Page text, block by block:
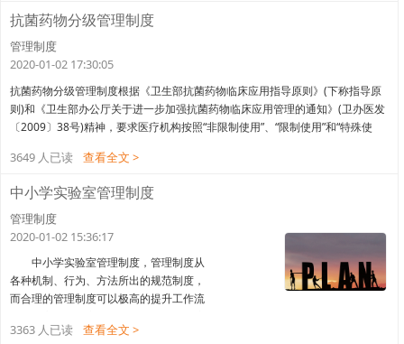
建筑工地安全管理制度。建筑工地安全管
理制度一、施工现场考勤制度1、工程现场
全体工作人员必须每天准时出勤，指纹打
工作人员外出执行任务需要向项目经理请
示，
抗菌药物分级管理制度
管理制度
2020-01-02 17:30:05
抗菌药物分级管理制度根据《卫生部抗菌药物临床应用指导原则》(下称指导原
则)和《卫生部办公厅关于进一步加强抗菌药物临床应用管理的通知》(卫办医发
〔2009〕38号)精神，要求医疗机构按照“非限制使用”、“限制使用”和“特殊使
药物的处方权限。结合我院实际，特制定抗菌药物分级管理制度。(一)定义指根
3649 人已读 查看全文 >
中小学实验室管理制度
管理制度
2020-01-02 15:36:17
中小学实验室管理制度，管理制度从
各种机制、行为、方法所出的规范制度，
而合理的管理制度可以极高的提升工作流
应做到权威性，这样才能更好的规范各个
3363 人已读 查看全文 >